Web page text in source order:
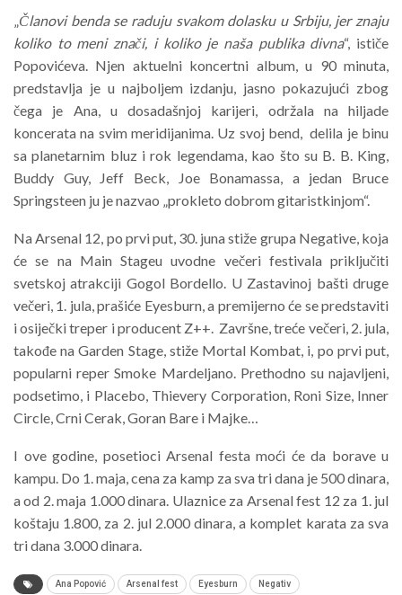
Članovi benda se raduju svakom dolasku u Srbiju, jer znaju
koliko to meni znači, i koliko je naša publika divna“, ističe
Popovićeva. Njen aktuelni koncertni album, u 90 minuta,
predstavlja je u najboljem izdanju, jasno pokazujući zbog
čega je Ana, u dosadašnjoj karijeri, održala na hiljade
koncerata na svim meridijanima. Uz svoj bend, delila je binu
sa planetarnim bluz i rok legendama, kao što su B. B. King,
Buddy Guy, Jeff Beck, Joe Bonamassa, a jedan Bruce
Springsteen ju je nazvao „prokleto dobrom gitaristkinjom“.
Na Arsenal 12, po prvi put, 30. juna stiže grupa Negative, koja
će se na Main Stageu uvodne večeri festivala priključiti
svetskoj atrakciji Gogol Bordello. U Zastavinoj bašti druge
večeri, 1. jula, prašiće Eyesburn, a premijerno će se predstaviti
i osiječki treper i producent Z++. Završne, treće večeri, 2. jula,
takođe na Garden Stage, stiže Mortal Kombat, i, po prvi put,
popularni reper Smoke Mardeljano. Prethodno su najavljeni,
podsetimo, i Placebo, Thievery Corporation, Roni Size, Inner
Circle, Crni Cerak, Goran Bare i Majke…
I ove godine, posetioci Arsenal festa moći će da borave u
kampu. Do 1. maja, cena za kamp za sva tri dana je 500 dinara,
a od 2. maja 1.000 dinara. Ulaznice za Arsenal fest 12 za 1. jul
koštaju 1.800, za 2. jul 2.000 dinara, a komplet karata za sva
tri dana 3.000 dinara.
Ana Popović Arsenal fest Eyesburn Negativ